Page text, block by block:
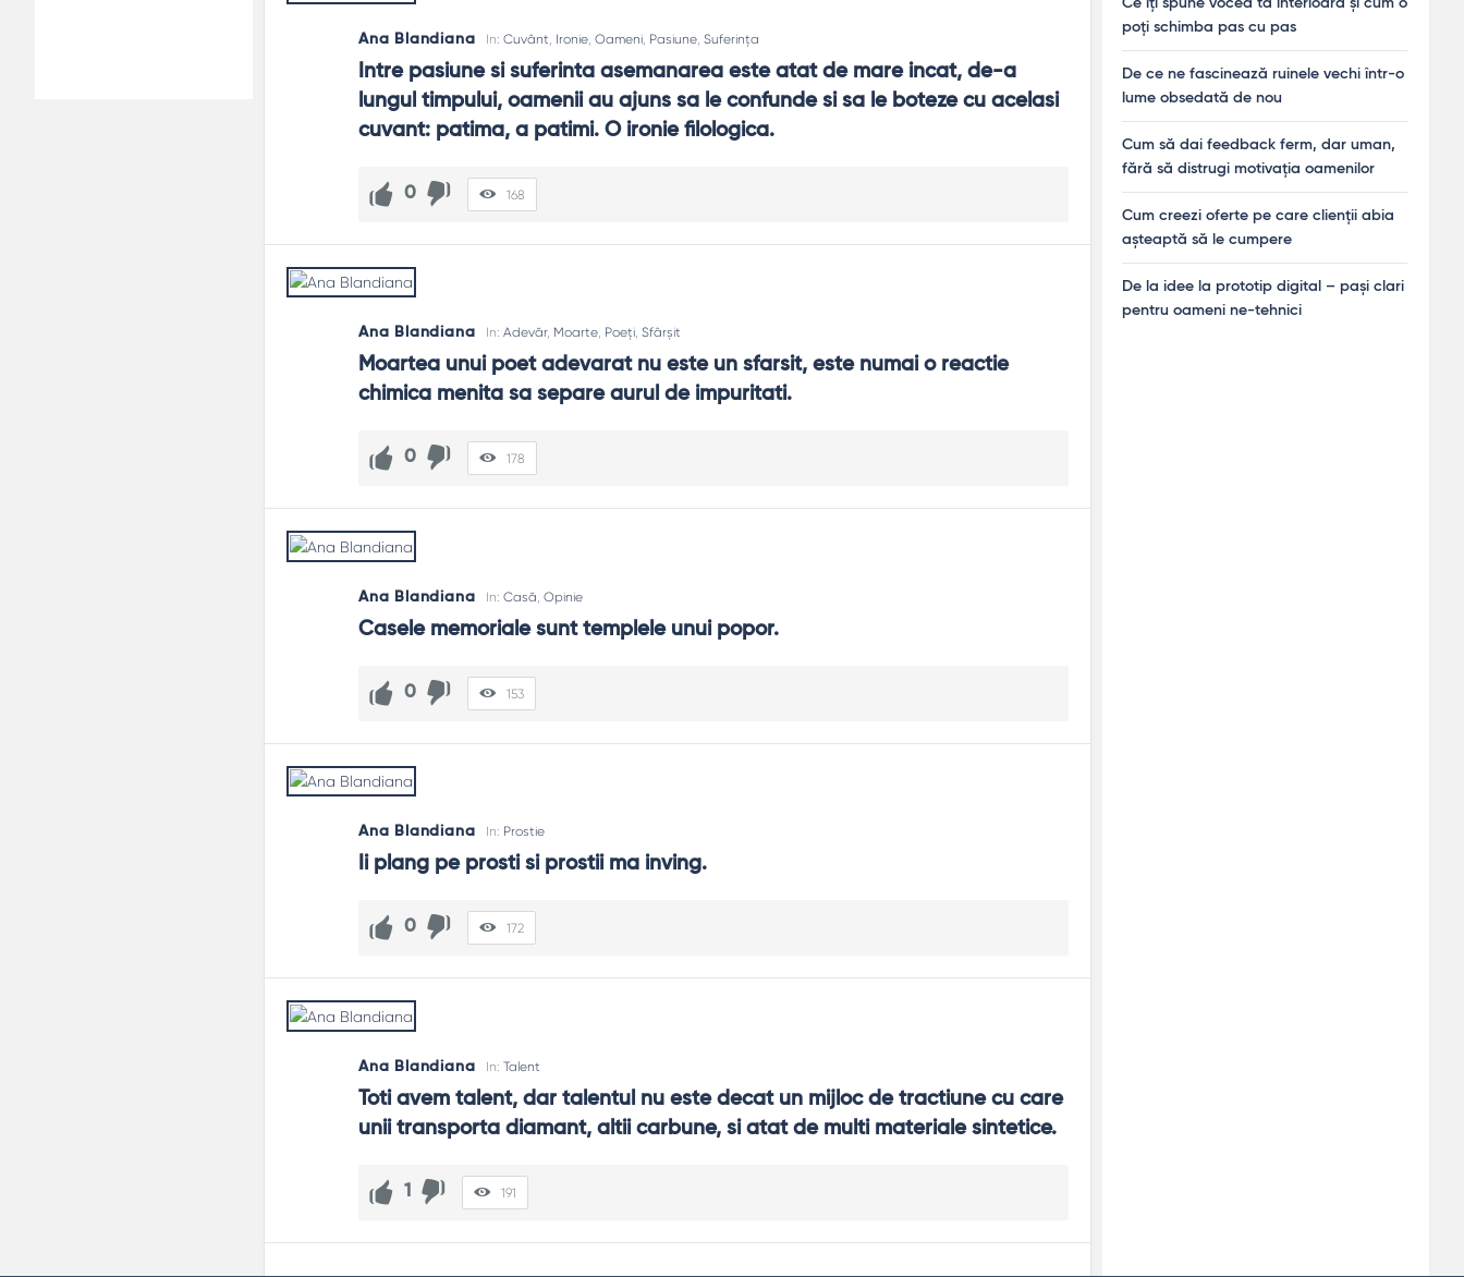
Ana Blandiana In:Cuvânt Ironie ,Oameni Pasiune ,Suferința
Intre pasiune si suferinta asemanarea este atat de mare incat, de-a
lungul timpului, oamenii au ajuns sa le confunde si sa le boteze cu acelasi
cuvant: patima, a patimi. O ironie filologica.
0 168
Ana Blandiana In:Adevăr, Moarte, Poeți,Sfârșit
Moartea unui poet adevarat nu este un sfarsit, este numai o reactie
chimica menita sa separe aurul de impuritati.
0 178
Ana Blandiana In:Casă ,Opinie
Casele memoriale sunt templele unui popor.
0 153
Ana Blandiana In: Prostie
Ii plang pe prosti si prostii ma inving.
0 172
Ana Blandiana In:Talent
Toti avem talent, dar talentul nu este decat un mijloc de tractiune cu care
unii transporta diamant, altii carbune, si atat de multi materiale sintetice.
1 191
Ce îți spune vocea ta interioară și cum o
poți schimba pas cu pas
De ce ne fascinează ruinele vechi într-o
lume obsedată de nou
Cum să dai feedback ferm, dar uman,
fără să distrugi motivația oamenilor
Cum creezi oferte pe care clienții abia
așteaptă să le cumpere
De la idee la prototip digital – pași clari
pentru oameni ne-tehnici